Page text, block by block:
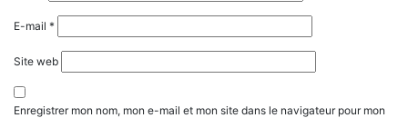
E-mail *
Site web
Enregistrer mon nom, mon e-mail et mon site dans le navigateur pour mon